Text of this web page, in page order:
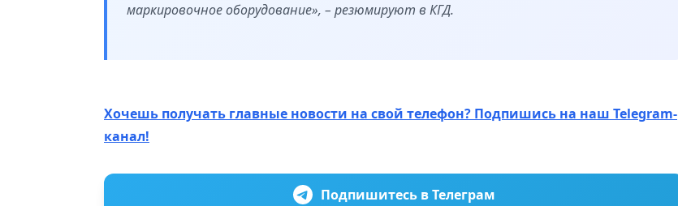
маркировочное оборудование», – резюмируют в КГД.
Хочешь получать главные новости на свой телефон? Подпишись на наш Telegram-
канал!
Подпишитесь в Телеграм